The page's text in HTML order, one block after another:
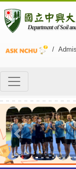
/
Previous